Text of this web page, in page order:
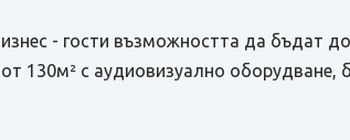
- гости възможността да бъдат
130м² с аудиовизуално оборудване,